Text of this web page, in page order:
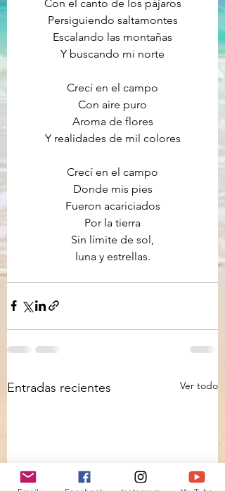
Con el canto de los pájaros
Persiguiendo saltamontes
Escalando las montañas
Y buscando mi norte
Crecí en el campo
Con aire puro
Aroma de flores
Y realidades de mil colores
Crecí en el campo
Donde mis pies
Fueron acariciados
Por la tierra
Sin límite de sol,
luna y estrellas.
Entradas recientes Ver todo